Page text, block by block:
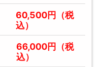
60,500円（税
込）
66,000円（税
込）